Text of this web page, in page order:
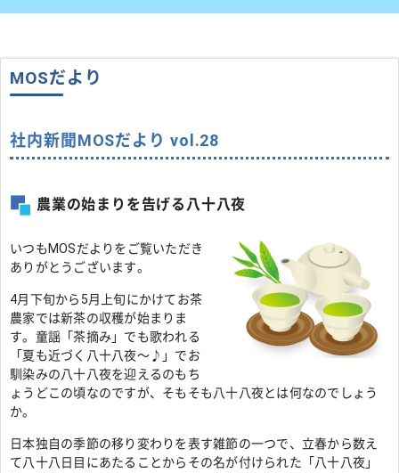
MOSだより
社内新聞MOSだより vol.28
農業の始まりを告げる八十八夜
いつもMOSだよりをご覧いただき
ありがとうございます。
4月下旬から5月上旬にかけてお茶
農家では新茶の収穫が始まりま
す。童謡「茶摘み」でも歌われる
「夏も近づく八十八夜～♪」でお
馴染みの八十八夜を迎えるのもち
ょうどこの頃なのですが、そもそも八十八夜とは何なのでしょう
か。
日本独自の季節の移り変わりを表す雑節の一つで、立春から数え
て八十八日目にあたることからその名が付けられた「八十八夜」